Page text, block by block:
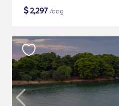
$2,297 /dag